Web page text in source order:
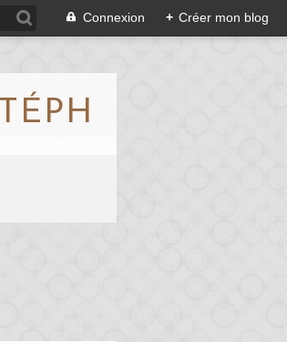
Connexion + Créer mon blog